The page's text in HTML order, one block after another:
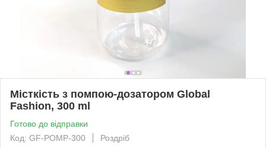
Місткість з помпою-дозатором Global
Fashion, 300 ml
Готово до відправки
Код: GF-POMP-300
Роздріб